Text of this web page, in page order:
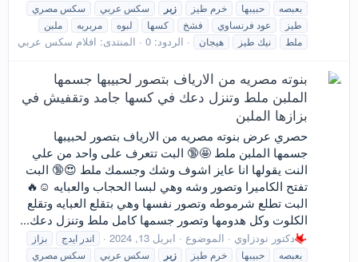
بعبصه
حبيبها خرم طيز زبر سكس عربي
سكس مصري
طيز
عود فرنساوي فشخ كسها لبوه مربربه
ملبن
ملط
نيك طيز هيجان الردود: 0 المنتدى: افلام سكس عربي
بنوته مصريه من الارياف بتصور لحبيبها جسمها
الملبن ملط وتنزل دعك في كسها جامد وتقفيش في
بزازها الملبن
حصري عرض بنوته مصريه من الارياف بتصور لحبيبها
جسمها الملبن ملط 🤩🔞 البت تتعرف على واحد من علي
النت يقولها انا عايز اشوف وشك وجسمك ملط 😍🔞 البت
تفتح الكاميرا وتصور وشه وهي لبسا الحجاب والعبايه ☺️🔥
البت تطلع شرموطه وتصور نفسها وهي بتقلع العبايه وتقلع
الكلوت وكل هدومها وتصور جسمها كامل ملط وتنزل دعك...
دكتور نودزاوي الموضوع ابريل 13, 2024 اندر ايدج
بزاز
بعبصه
حبيبها خرم طيز زبر سكس عربي سكس مصري